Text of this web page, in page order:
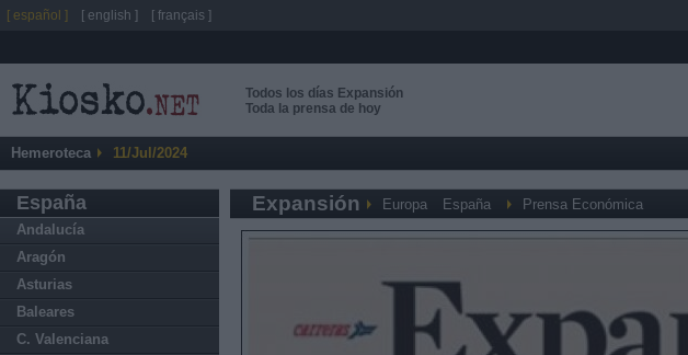
Todos los días Expansión
Toda la prensa de hoy
Hemeroteca 11/Jul/2024
España
Andalucía
Aragón
Asturias
Baleares
C. Valenciana
Expansión Europa España Prensa Económica
[ español ] [ english ] [ français ]